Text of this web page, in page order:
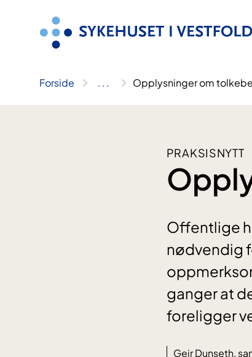
Forside .. . Opplysninger om
PRAKSISNYTT
Offentlige
nødvendig
ganger at
foreligger
Geir Dunseth,